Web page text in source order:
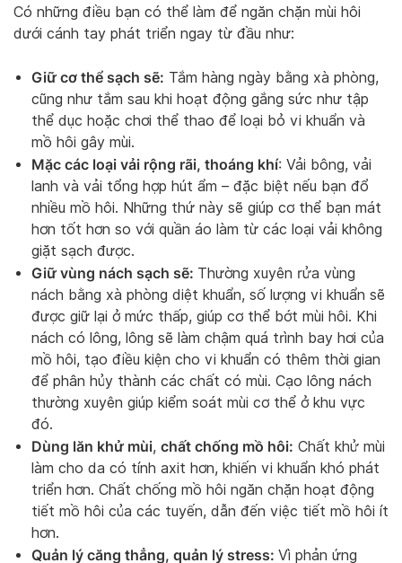
Có những điều bạn có thể làm để ngăn chặn mùi hôi
dưới cánh tay phát triển ngay từ đầu như:
Giữ cơ thể sạch sẽ: Tắm hàng ngày bằng xà phòng,
cũng như tắm sau khi hoạt động gắng sức như tập
thể dục hoặc chơi thể thao để loại bỏ vi khuẩn và
mồ hôi gây mùi.
Mặc các loại vải rộng rãi, thoáng khí: Vải bông, vải
lanh và vải tổng hợp hút ẩm – đặc biệt nếu bạn đổ
nhiều mồ hôi. Những thứ này sẽ giúp cơ thể bạn mát
hơn tốt hơn so với quần áo làm từ các loại vải không
giặt sạch được.
Giữ vùng nách sạch sẽ: Thường xuyên rửa vùng
nách bằng xà phòng diệt khuẩn, số lượng vi khuẩn sẽ
được giữ lại ở mức thấp, giúp cơ thể bớt mùi hôi. Khi
nách có lông, lông sẽ làm chậm quá trình bay hơi của
mồ hôi, tạo điều kiện cho vi khuẩn có thêm thời gian
để phân hủy thành các chất có mùi. Cạo lông nách
thường xuyên giúp kiểm soát mùi cơ thể ở khu vực
đó.
Dùng lăn khử mùi, chất chống mồ hôi: Chất khử mùi
làm cho da có tính axit hơn, khiến vi khuẩn khó phát
triển hơn. Chất chống mồ hôi ngăn chặn hoạt động
tiết mồ hôi của các tuyến, dẫn đến việc tiết mồ hôi ít
hơn.
Quản lý căng thẳng, quản lý stress: Vì phản ứng